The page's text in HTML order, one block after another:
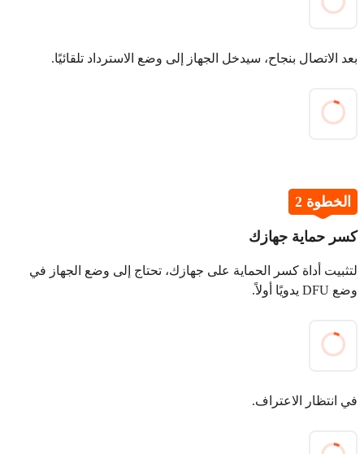
بعد الاتصال بنجاح، سيدخل الجهاز إلى وضع الاسترداد تلقائيًا.
الخطوة 2
كسر حماية جهازك
لتثبيت أداة كسر الحماية على جهازك، تحتاج إلى وضع الجهاز في
وضع DFU يدويًا أولاً.
في انتظار الاعتراف.